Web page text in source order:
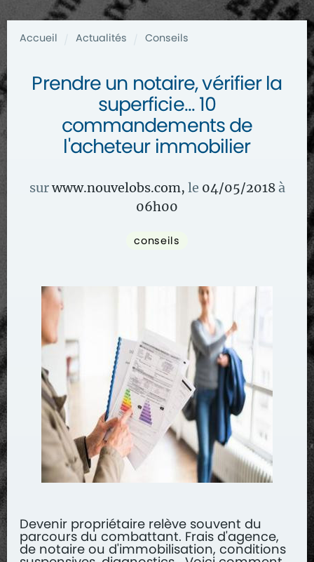
Accueil Actualités Conseils
Prendre un notaire, vérifier la
superficie... 10
commandements de
l'acheteur immobilier
surwww.nouvelobs.com, le 04/05/2018 à
06h00
conseils
Devenir propriétaire relève souvent du
parcours du combattant. Frais d'agence,
de notaire ou d'immobilisation, conditions